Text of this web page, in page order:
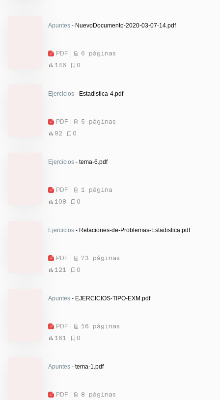
Apuntes - NuevoDocumento-2020-03-07-14.pdf
PDF
6 páginas
146
0
Ejercicios - Estadistica-4.pdf
PDF
5 páginas
92
0
Ejercicios - tema-6.pdf
PDF
1 página
108
0
Ejercicios - Relaciones-de-Problemas-Estadistica.pdf
PDF
73 páginas
121
0
Apuntes - EJERCICIOS-TIPO-EXM.pdf
PDF
16 páginas
161
0
Apuntes - tema-1.pdf
PDF 8 páginas